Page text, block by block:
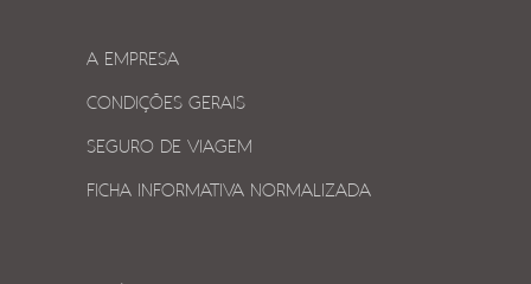
A EMPRESA
CONDIÇÕES GERAIS
SEGURO DE VIAGEM
FICHA INFORMATIVA NORMALIZADA